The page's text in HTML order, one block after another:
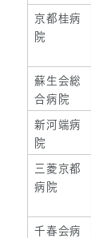
京都桂病
院
蘇生会総
合病院
新河端病
院
三菱京都
病院
千春会病